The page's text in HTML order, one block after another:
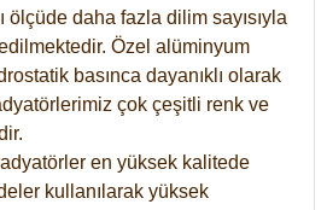
ölçüde daha fazla dilim sayısıyla
Özel alüminyum
basınca dayanıklı olarak
çok çeşitli renk ve
en yüksek kalitede
kullanılarak yüksek